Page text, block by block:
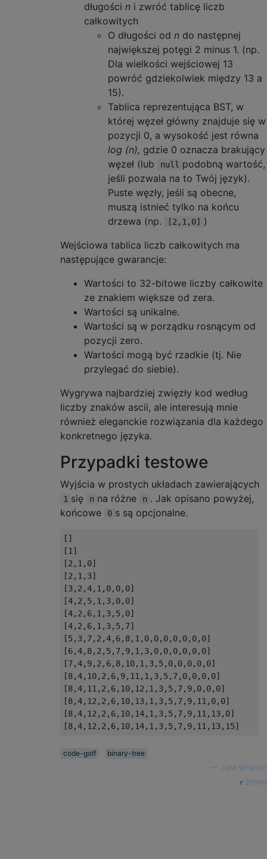
długości n i zwróć tablicę liczb
całkowitych
O długości od n do następnej
największej potęgi 2 minus 1. (np.
Dla wielkości wejściowej 13
powróć gdziekolwiek między 13 a
15).
Tablica reprezentująca BST, w
której węzeł główny znajduje się w
pozycji 0, a wysokość jest równa
log (n), gdzie 0 oznacza brakujący
węzeł (lub
null podobną wartość,
jeśli pozwala na to Twój język).
Puste węzły, jeśli są obecne,
muszą istnieć tylko na końcu
drzewa (np.
[2,1,0]
)
Wejściowa tablica liczb całkowitych ma
następujące gwarancje:
Wartości to 32-bitowe liczby całkowite
ze znakiem większe od zera.
Wartości są unikalne.
Wartości są w porządku rosnącym od
pozycji zero.
Wartości mogą być rzadkie (tj. Nie
przylegać do siebie).
Wygrywa najbardziej zwięzły kod według
liczby znaków ascii, ale interesują mnie
również eleganckie rozwiązania dla każdego
konkretnego języka.
Przypadki testowe
Wyjścia w prostych układach zawierających
1 się n na różne n . Jak opisano powyżej,
końcowe
0 s są opcjonalne.
[]
[1]
[2,1,0]
[2,1,3]
[3,2,4,1,0,0,0]
[4,2,5,1,3,0,0]
[4,2,6,1,3,5,0]
[4,2,6,1,3,5,7]
[5,3,7,2,4,6,8,1,0,0,0,0,0,0,0]
[6,4,8,2,5,7,9,1,3,0,0,0,0,0,0]
[7,4,9,2,6,8,10,1,3,5,0,0,0,0,0]
[8,4,10,2,6,9,11,1,3,5,7,0,0,0,0]
[8,4,11,2,6,10,12,1,3,5,7,9,0,0,0]
[8,4,12,2,6,10,13,1,3,5,7,9,11,0,0]
[8,4,12,2,6,10,14,1,3,5,7,9,11,13,0]
code-golf
binary-tree
Jake Wharton
źródło